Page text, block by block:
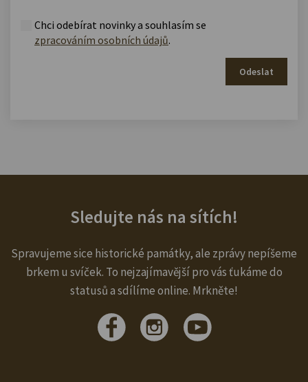
Chci odebírat novinky a souhlasím se
zpracováním osobních údajů.
Odeslat
Sledujte nás na sítích!
Spravujeme sice historické památky, ale zprávy nepíšeme
brkem u svíček. To nejzajímavější pro vás ťukáme do
statusů a sdílíme online. Mrkněte!